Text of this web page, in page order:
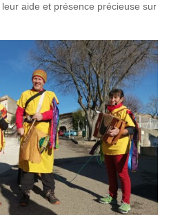
aide et présence précieuse sur